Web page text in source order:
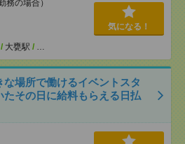
務の場合）
/ 大甕駅 /
気になる！
な場所で働けるイベントスタ
その日に給料もらえる日払